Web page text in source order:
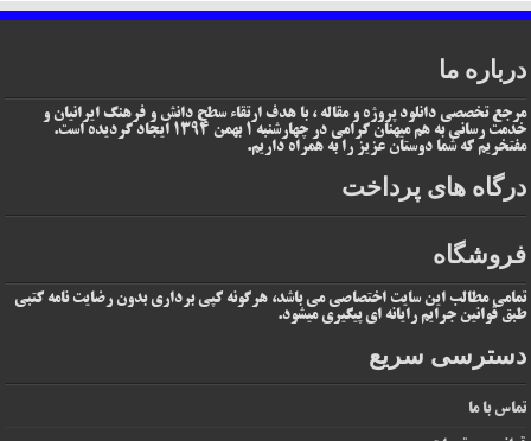
درباره ما
مرجع تخصصی دانلود پروژه و مقاله ، با هدف ارتقاء سطح دانش و فرهنگ ایرانیان و
خدمت رسانی به هم میهنان گرامی در چهارشنبه 1 بهمن 1394 ایجاد گردیده است.
مفتخریم که شما دوستان عزیز را به همراه داریم.
درگاه های پرداخت
فروشگاه
تمامی مطالب این سایت اختصاصی می باشد، هرگونه کپی برداری بدون رضایت نامه کتبی
طبق قوانین جرایم رایانه ای پیگیری میشود.
دسترسی سریع
تماس با ما